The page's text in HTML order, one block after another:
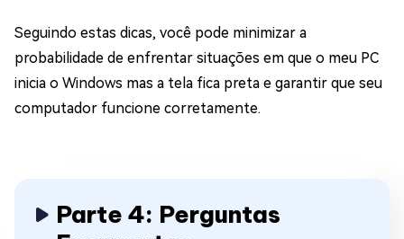
Seguindo estas dicas, você pode minimizar a
probabilidade de enfrentar situações em que o meu PC
inicia o Windows mas a tela fica preta e garantir que seu
computador funcione corretamente.
Parte 4: Perguntas